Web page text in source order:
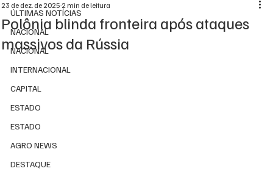
ÚLTIMAS NOTÍCIAS
NACIONAL
NACIONAL
INTERNACIONAL
CAPITAL
ESTADO
ESTADO
AGRO NEWS
DESTAQUE
Polônia blinda fronteira após ataques
massivos da Rússia
23 de dez. de 20252 min de leitura